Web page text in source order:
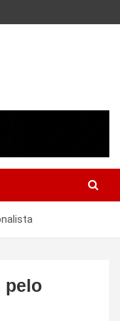
pelo